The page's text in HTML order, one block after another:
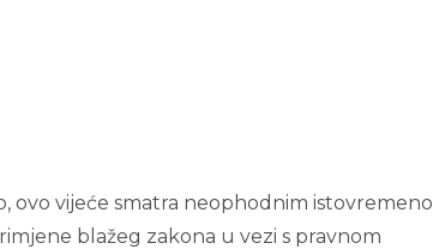
ovo vijeće smatra neophodnim istovremeno
blažeg zakona u vezi s pravnom